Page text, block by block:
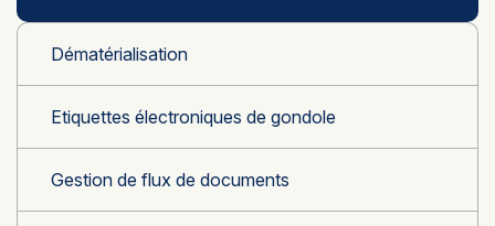
Dématérialisation
Etiquettes électroniques de gondole
Gestion de flux de documents